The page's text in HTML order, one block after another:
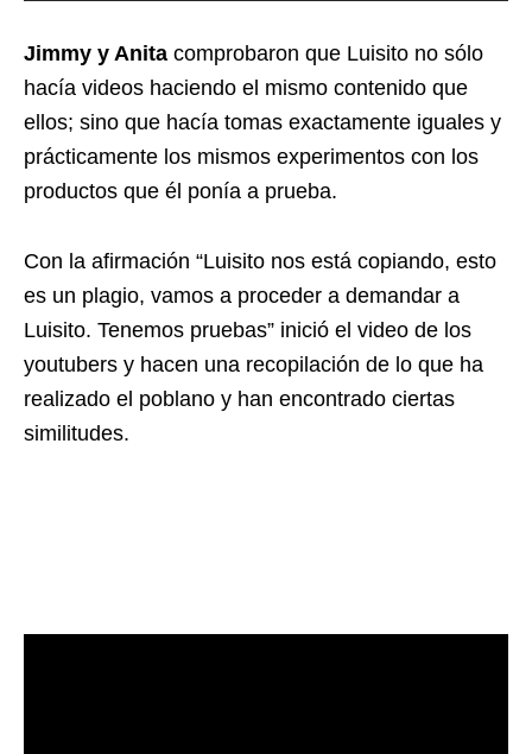
Jimmy y Anita comprobaron que Luisito no sólo
hacía videos haciendo el mismo contenido que
ellos; sino que hacía tomas exactamente iguales y
prácticamente los mismos experimentos con los
productos que él ponía a prueba.
Con la afirmación “Luisito nos está copiando, esto
es un plagio, vamos a proceder a demandar a
Luisito. Tenemos pruebas” inició el video de los
youtubers y hacen una recopilación de lo que ha
realizado el poblano y han encontrado ciertas
similitudes.